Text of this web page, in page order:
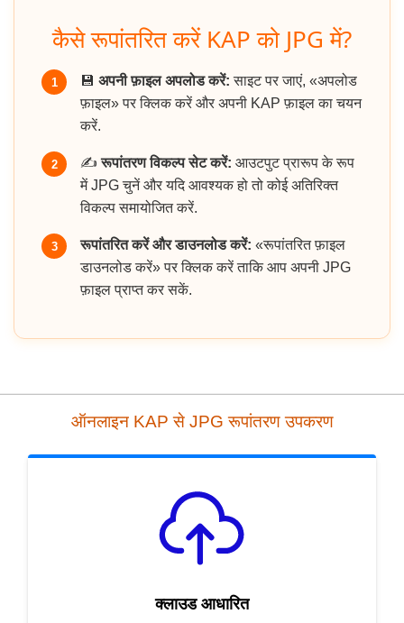
कैसे रूपांतरित करें KAP को JPG में?
1 💾 अपनी फ़ाइल अपलोड करें: साइट पर जाएं, «अपलोड
फ़ाइल» पर क्लिक करें और अपनी KAP फ़ाइल का चयन
करें.
2 ✍️रूपांतरण विकल्प सेट करें: आउटपुट प्रारूप के रूप
में JPG चुनें और यदि आवश्यक हो तो कोई अतिरिक्त
विकल्प समायोजित करें.
3 रूपांतरित करें और डाउनलोड करें: «रूपांतरित फ़ाइल
डाउनलोड करें» पर क्लिक करें ताकि आप अपनी JPG
फ़ाइल प्राप्त कर सकें.
ऑनलाइन KAP से JPG रूपांतरण उपकरण
क्लाउड आधारित